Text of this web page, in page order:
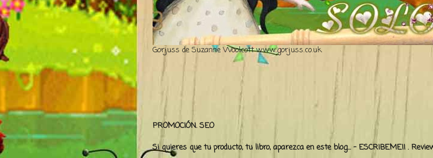
Gorjuss de Suzanne Woolcott www.gorjuss.co.uk
PROMOCIÓN. SEO
Si quieres que tu producto, tu libro, aparezca en este blog... - ESCRIBEME!! .